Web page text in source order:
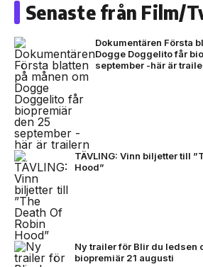
Senaste från Film/
Dokumentären Första
Dogge Doggelito får
september -här är
TÄVLING: Vinn biljetter till
Hood”
Ny trailer för Blir du ledsen
biopremiär 21 augusti